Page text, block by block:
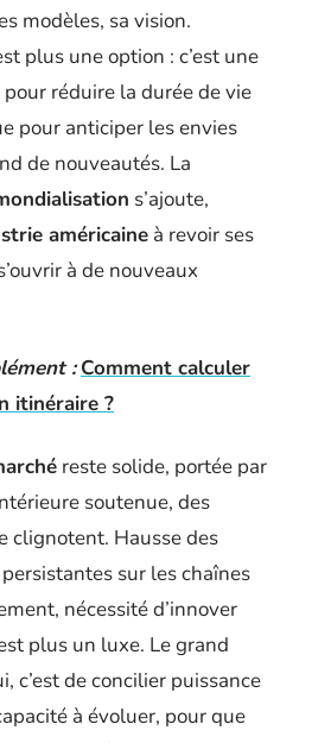
modèles, sa vision.
plus une option : c’est une
réduire la durée de vie
pour anticiper les envies
de nouveautés. La
s’ajoute,
américaine à revoir ses
à de nouveaux
: Comment calculer
itinéraire ?
reste solide, portée par
soutenue, des
clignotent. Hausse des
sur les chaînes
nécessité d’innover
plus un luxe. Le grand
c’est de concilier puissance
à évoluer, pour que